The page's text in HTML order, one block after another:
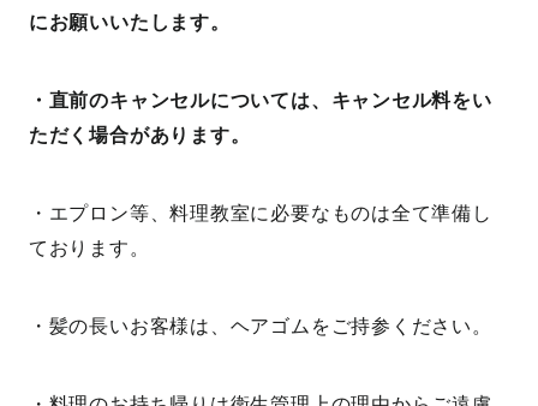
にお願いいたします。
・直前のキャンセルについては、キャンセル料をい
ただく場合があります。
・エプロン等、料理教室に必要なものは全て準備し
ております。
・髪の長いお客様は、ヘアゴムをご持参ください。